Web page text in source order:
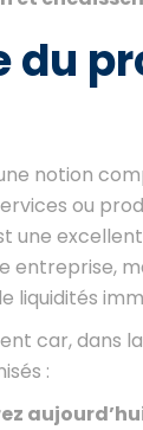
du
notion
ou
une
entreprise,
liquidités
car, dans
: